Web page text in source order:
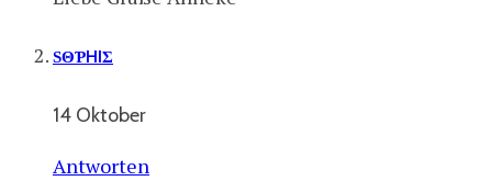
ЅΘƤHIΣ
14 Oktober
Antworten